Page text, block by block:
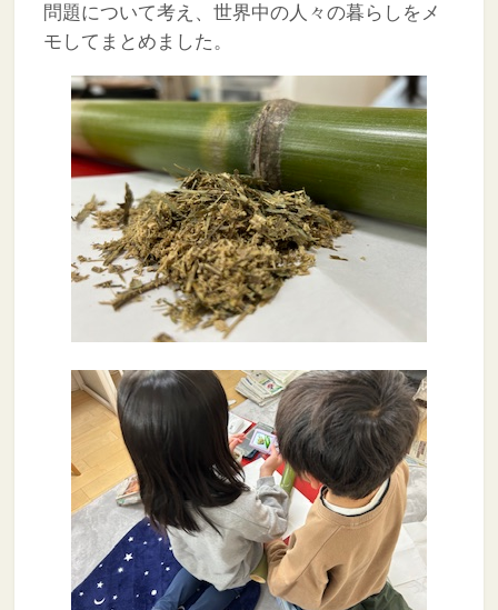
問題について考え、世界中の人々の暮らしをメ
モしてまとめました。